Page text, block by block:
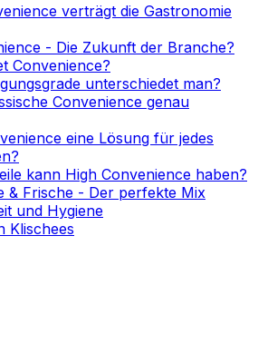
verträgt die Gastronomie
- Die Zukunft der Branche?
Convenience?
unterschiedet man?
Convenience genau
eine Lösung für jedes
kann High Convenience haben?
& Frische - Der perfekte Mix
und Hygiene
Klischees